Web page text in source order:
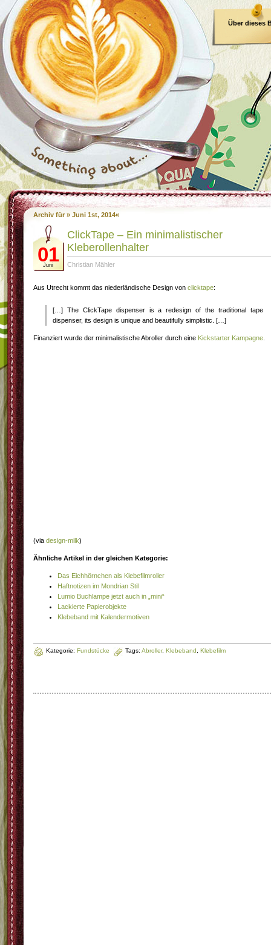
Über dieses
Archiv für » Juni 1st, 2014«
01
Juni
ClickTape – Ein minimalistischer
Kleberollenhalter
Christian Mähler
Aus Utrecht kommt das niederländische Design von clicktape:
[…] The ClickTape dispenser is a redesign of the traditional tape
dispenser, its design is unique and beautifully simplistic. […]
Finanziert wurde der minimalistische Abroller durch eine Kickstarter Kampagne
(via design-milk)
Ähnliche Artikel in der gleichen Kategorie:
Das Eichhörnchen als Klebefilmroller
Haftnotizen im Mondrian Stil
Lumio Buchlampe jetzt auch in „mini“
Lackierte Papierobjekte
Klebeband mit Kalendermotiven
Kategorie: Fundstücke Tags: Abroller, Klebeband Klebefilm